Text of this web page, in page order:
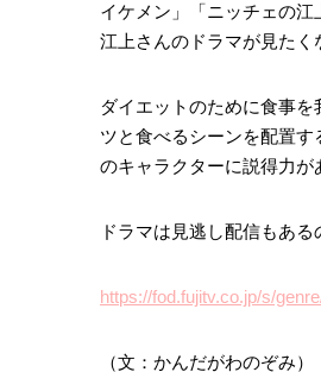
イケメン」「ニッチェの江
江上さんのドラマが見たく
ダイエットのために食事
ツと食べるシーンを配置
のキャラクターに説得力が
ドラマは見逃し配信もあ
https://fod.fujitv.co.jp/s/
（文：かんだがわのぞみ）